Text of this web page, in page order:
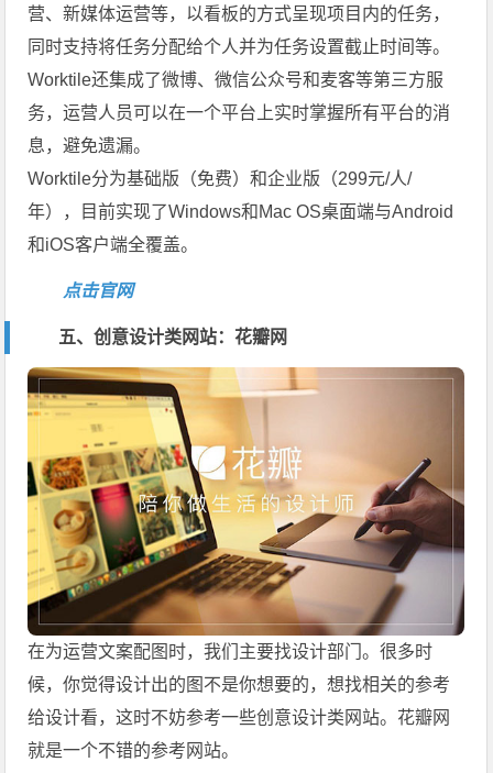
营、新媒体运营等，以看板的方式呈现项目内的任务，
同时支持将任务分配给个人并为任务设置截止时间等。
Worktile还集成了微博、微信公众号和麦客等第三方服
务，运营人员可以在一个平台上实时掌握所有平台的消
息，避免遗漏。
Worktile分为基础版（免费）和企业版（299元/人/
年），目前实现了Windows和Mac OS桌面端与Android
和iOS客户端全覆盖。
点击官网
五、创意设计类网站：花瓣网
在为运营文案配图时，我们主要找设计部门。很多时
候，你觉得设计出的图不是你想要的，想找相关的参考
给设计看，这时不妨参考一些创意设计类网站。花瓣网
就是一个不错的参考网站。